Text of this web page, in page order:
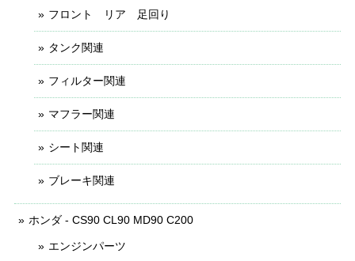
フロント リア 足回り
タンク関連
フィルター関連
マフラー関連
シート関連
ブレーキ関連
ホンダ - CS90 CL90 MD90 C200
エンジンパーツ